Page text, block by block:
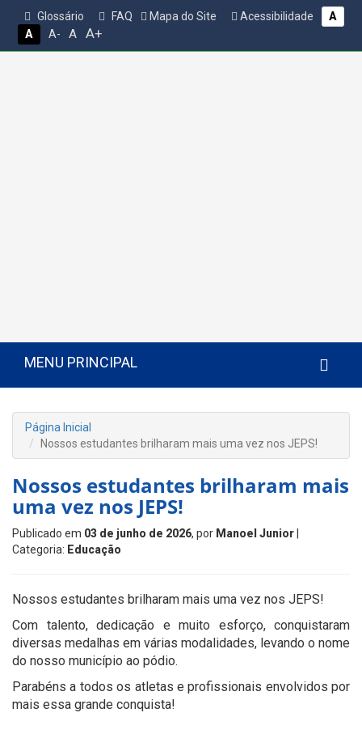
Glossário FAQ Mapa do Site Acessibilidade
A
A
A- A A+
MENU PRINCIPAL
Página Inicial
Nossos estudantes brilharam mais uma vez nos JEPS!
Nossos estudantes brilharam mais
uma vez nos JEPS!
Publicado em 03 de junho de 2026, por Manoel Junior
Categoria: Educação
Nossos estudantes brilharam mais uma vez nos JEPS!
Com talento, dedicação e muito esforço, conquistaram
diversas medalhas em várias modalidades, levando o nome
do nosso município ao pódio.
Parabéns a todos os atletas e profissionais envolvidos por
mais essa grande conquista!